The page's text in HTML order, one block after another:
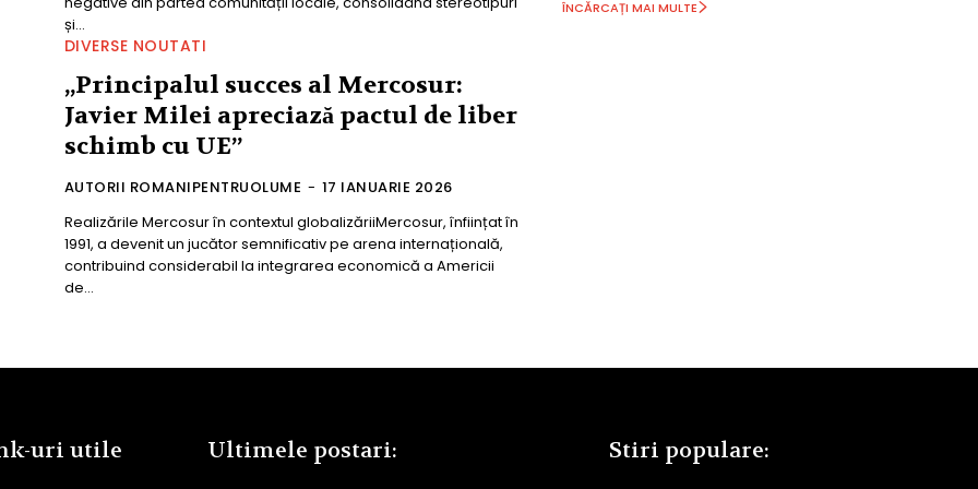
și...
DIVERSE NOUTATI
„Principalul succes al Mercosur:
Javier Milei apreciază pactul de liber
schimb cu UE”
AUTORII ROMANIPENTRUOLUME - 17 IANUARIE 2026
Realizările Mercosur în contextul globalizăriiMercosur, înființat în
1991, a devenit un jucător semnificativ pe arena internațională,
contribuind considerabil la integrarea economică a Americii
de...
ÎNCĂRCAȚI MAI MULTE
uri utile Ultimele postari: Stiri populare: